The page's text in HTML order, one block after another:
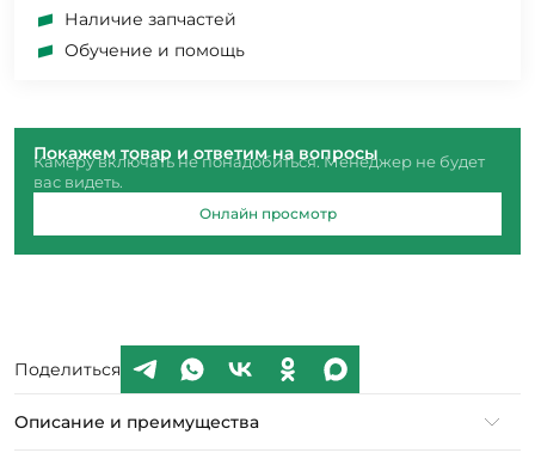
Наличие запчастей
Обучение и помощь
Покажем товар и ответим на вопросы
Камеру включать не понадобиться. Менеджер не будет
вас видеть.
Онлайн просмотр
Поделиться
Описание и преимущества